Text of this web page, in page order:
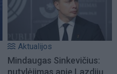
Aktualijos
Mindaugas Sinkevičius:
nutylėjimas apie Lazdijų